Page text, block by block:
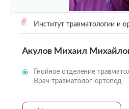
Институт травматологии и
Акулов Михаил
Гнойное отделение
Врач-травматолог-ортопед